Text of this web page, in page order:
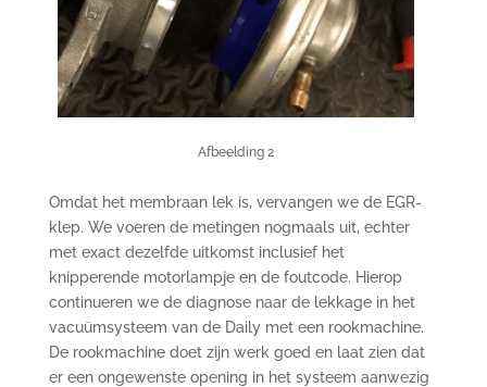
Afbeelding 2
Omdat het membraan lek is, vervangen we de EGR-
klep. We voeren de metingen nogmaals uit, echter
met exact dezelfde uitkomst inclusief het
knipperende motorlampje en de foutcode. Hierop
continueren we de diagnose naar de lekkage in het
vacuümsysteem van de Daily met een rookmachine.
De rookmachine doet zijn werk goed en laat zien dat
er een ongewenste opening in het systeem aanwezig